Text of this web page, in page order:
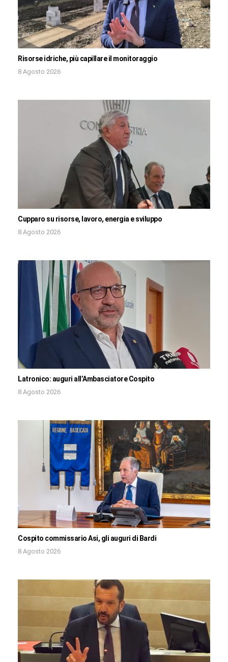
Risorse idriche, più capillare il monitoraggio
8 Agosto 2026
Cupparo su risorse, lavoro, energia e sviluppo
8 Agosto 2026
Latronico: auguri all’Ambasciatore Cospito
8 Agosto 2026
Cospito commissario Asi, gli auguri di Bardi
8 Agosto 2026